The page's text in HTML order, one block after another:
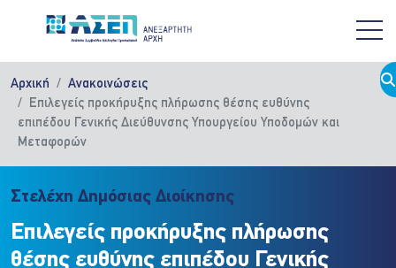
Αρχική
Ανακοινώσεις
Επιλεγείς προκήρυξης πλήρωσης θέσης ευθύνης
επιπέδου Γενικής Διεύθυνσης Υπουργείου Υποδομών και
Μεταφορών
Στελέχη Δημόσιας Διοίκησης
Επιλεγείς προκήρυξης πλήρωσης
θέσης ευθύνης επιπέδου Γενικής